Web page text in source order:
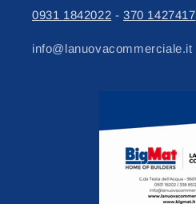
0931 1842022 -370 1427417
info@lanuovacommerciale.it